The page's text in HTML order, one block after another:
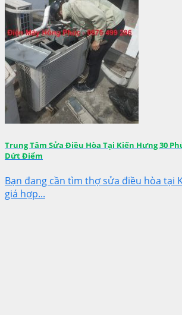
Trung Tâm Sửa Điều Hòa Tại Kiến Hưng 30
Dứt Điểm
Bạn đang cần tìm thợ sửa điều hòa tại
giá hợp...